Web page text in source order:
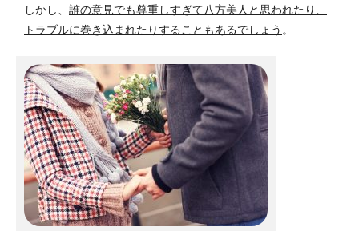
しかし、 誰の意見でも尊重しすぎて八方美人と思われたり、
トラブルに巻き込まれたりすることもあるでしょう 。